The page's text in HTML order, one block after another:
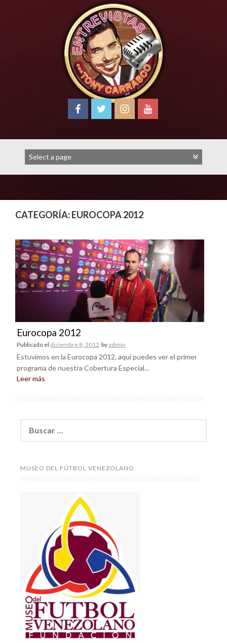
CATEGORÍA:EUROCOPA 2012
Eurocopa 2012
Publicado el diciembre 8, 2012 byadmin
Estuvimos en la Eurocopa 2012, aquí puedes ver el primer
programa de nuestra Cobertura Especial...
Leer más
MUSEO DEL FÚTBOL VENEZOLANO